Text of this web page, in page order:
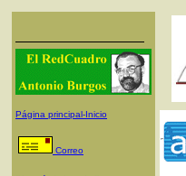
Página principal-Inicio
Correo